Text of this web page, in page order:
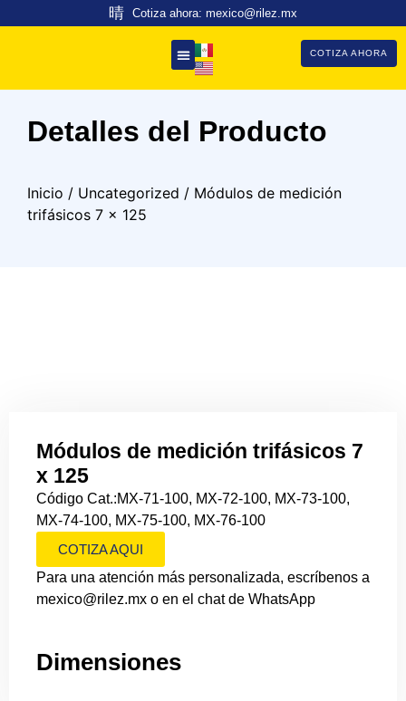
Cotiza ahora: mexico@rilez.mx
COTIZA AHORA
Detalles del Producto
Inicio / Uncategorized / Módulos de medición
trifásicos 7 x 125
Módulos de medición trifásicos 7
x 125
Código Cat.:MX-71-100, MX-72-100, MX-73-100,
MX-74-100, MX-75-100, MX-76-100
COTIZA AQUI
Para una atención más personalizada, escríbenos a
mexico@rilez.mx o en el chat de WhatsApp
Dimensiones